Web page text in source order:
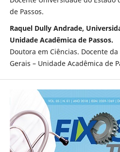
de Passos.
Raquel Dully Andrade,
Unidade Acadêmica de Passos.
Doutora em Ciências. Docente
Gerais – Unidade Acadêmica de